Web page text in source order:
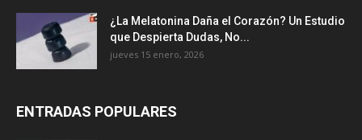
¿La Melatonina Daña el Corazón? Un Estudio
que Despierta Dudas, No...
jueves 15 enero, 2026
ENTRADAS POPULARES